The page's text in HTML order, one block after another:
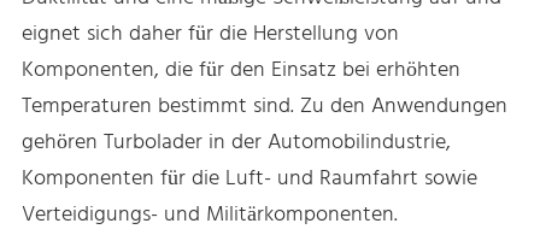
eignet sich daher für die Herstellung von
Komponenten, die für den Einsatz bei erhöhten
Temperaturen bestimmt sind. Zu den Anwendungen
gehören Turbolader in der Automobilindustrie,
Komponenten für die Luft- und Raumfahrt sowie
Verteidigungs- und Militärkomponenten.